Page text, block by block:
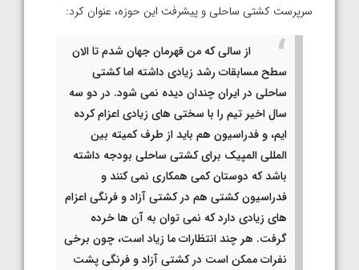
سرپرست کشتی ساحلی و پیشرفت این حوزه، عنوان کرد:
از سالی که من قهرمان جهان شدم تا الان
سطح مسابقات رشد زیادی داشته اما کشتی
ساحلی در ایران چندان دیده نمی شود. در دو سه
سال اخیر تیم را با سختی های زیادی اعزام کرده
ایم، و فدراسیون هم باید از طرف کمیته بین
المللی المپیک برای کشتی ساحلی بودجه داشته
باشد که دوستان کمی همکاری نمی کنند و
فدراسیون کشتی هم در کشتی آزاد و فرنگی اعزام
های زیادی دارد که نمی توان به آن ها خرده
گرفت. هر چند انتظارات ما زیاد است، چون برخی
نفرات ممکن است در کشتی آزاد و فرنگی پشت